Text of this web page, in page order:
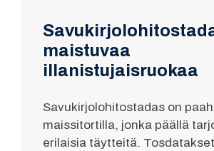
maistuvaa
illanistujaisruokaa
Savukirjolohitostadas on
maissitortilla, jonka päällä
erilaisia täytteitä.